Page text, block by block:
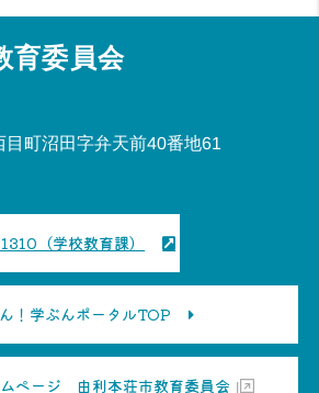
育委員会
町沼田字弁天前40番地61
（学校教育課）
！学ぶんポータルTOP
ページ 由利本荘市教育委員会